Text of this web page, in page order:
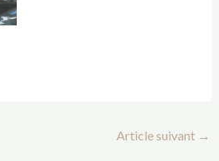
Article suivant →